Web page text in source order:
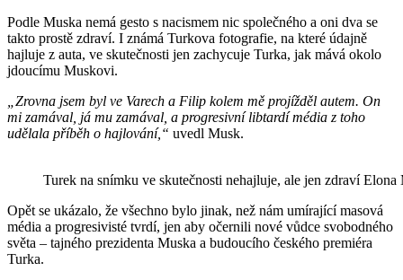
Podle Muska nemá gesto s nacismem nic společného a oni dva se
takto prostě zdraví. I známá Turkova fotografie, na které údajně
hajluje z auta, ve skutečnosti jen zachycuje Turka, jak mává okolo
jdoucímu Muskovi.
„Zrovna jsem byl ve Varech a Filip kolem mě projížděl autem. On
mi zamával, já mu zamával, a progresivní libtardí média z toho
udělala příběh o hajlování,“ uvedl Musk.
Turek na snímku ve skutečnosti nehajluje, ale jen zdraví Elona
Opět se ukázalo, že všechno bylo jinak, než nám umírající masová
média a progresivisté tvrdí, jen aby očernili nové vůdce svobodného
světa – tajného prezidenta Muska a budoucího českého premiéra
Turka.